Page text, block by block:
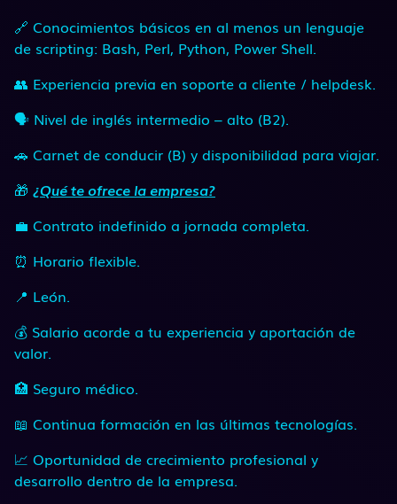
🔗 Conocimientos básicos en al menos un lenguaje
de scripting: Bash, Perl, Python, Power Shell.
👥 Experiencia previa en soporte a cliente / helpdesk.
🗣 Nivel de inglés intermedio – alto (B2).
🚗 Carnet de conducir (B) y disponibilidad para viajar.
🎁 ¿Qué te ofrece la empresa?
💼 Contrato indefinido a jornada completa.
⏰ Horario flexible.
📍 León.
💰 Salario acorde a tu experiencia y aportación de
valor.
🏥 Seguro médico.
📖 Continua formación en las últimas tecnologías.
📈 Oportunidad de crecimiento profesional y
desarrollo dentro de la empresa.